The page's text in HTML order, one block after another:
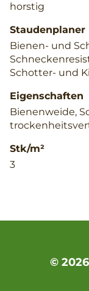
horstig
Staudenplaner
Bienen- und
Schotter- und
Eigenschaften
Bienenweide,
Stk/m²
3
©